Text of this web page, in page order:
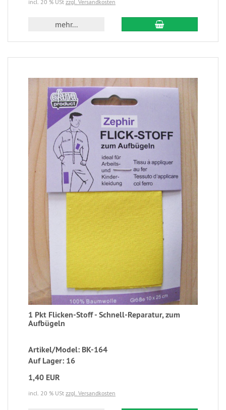
incl. 20 % USt zzgl. Versandkosten
mehr...
1 Pkt Flicken-Stoff - Schnell-Reparatur, zum
Aufbügeln
Artikel/Model: BK-164
Auf Lager: 16
1,40 EUR
incl. 20 % USt zzgl. Versandkosten